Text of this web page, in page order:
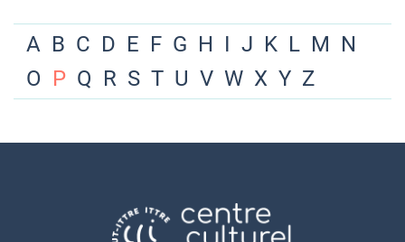
A B C D E F G H I J K L M N
O P Q R S T U V W X Y Z